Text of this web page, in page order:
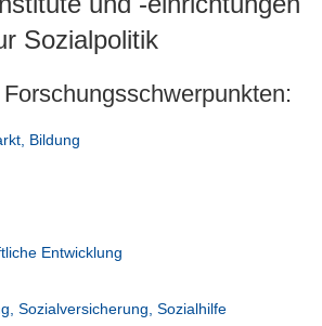
Suchen
Sozialpolitik
Bildung
Entwicklung
Sozialversicherung, Sozialhilfe